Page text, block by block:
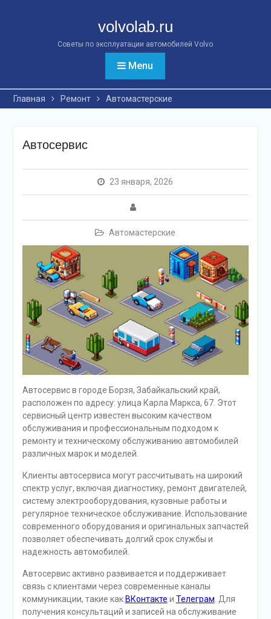
volvolab.ru
Советы по эксплуатации автомобилей Volvo
Menu
Главная Ремонт Автомастерские
Автосервис
23 января, 2026
Автомастерские
Автосервис в городе Борзя, Забайкальский край,
расположен по адресу: улица Карла Маркса, 67. Этот
сервисный центр известен высоким качеством
обслуживания и профессиональным подходом к
ремонту и техническому обслуживанию автомобилей
различных марок и моделей.
Клиенты автосервиса могут рассчитывать на широкий
спектр услуг, включая диагностику, ремонт двигателей,
систему электрооборудования, кузовные работы и
регулярное техническое обслуживание. Использование
современного оборудования и оригинальных запчастей
позволяет обеспечивать долгий срок службы и
надежность автомобилей.
Автосервис активно развивается и поддерживает
связь с клиентами через современные каналы
коммуникации, такие как ВКонтакте и Телеграм. Для
получения консультаций и записей на обслуживание